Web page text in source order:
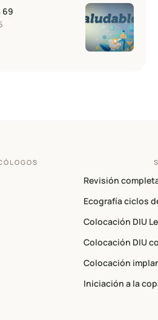
69
Revisión
Ecografía ciclos
Colocación DIU
Colocación DIU
Colocación
Iniciación a la